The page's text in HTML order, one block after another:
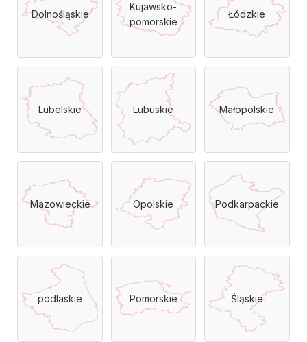
Dolnośląskie
Kujawsko-
pomorskie
Łódzkie
Lubelskie Lubuskie Małopolskie
Mazowieckie Opolskie Podkarpackie
podlaskie Pomorskie Śląskie